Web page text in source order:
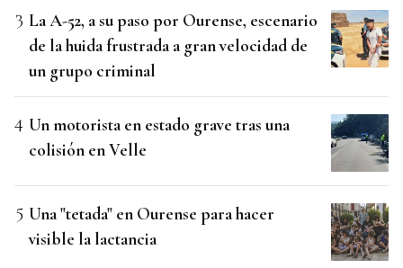
La A-52, a su paso por Ourense, escenario
de la huida frustrada a gran velocidad de
un grupo criminal
Un motorista en estado grave tras una
colisión en Velle
Una "tetada" en Ourense para hacer
visible la lactancia